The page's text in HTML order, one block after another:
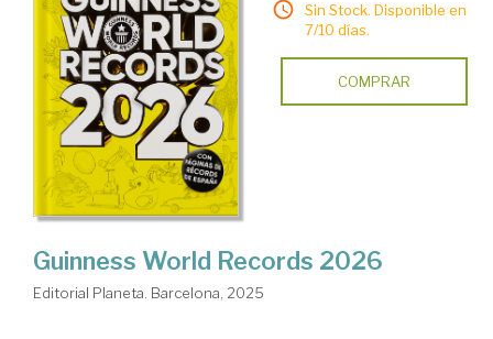
Sin Stock. Disponible en
7/10 días.
COMPRAR
Guinness World Records 2026
Editorial Planeta. Barcelona, 2025